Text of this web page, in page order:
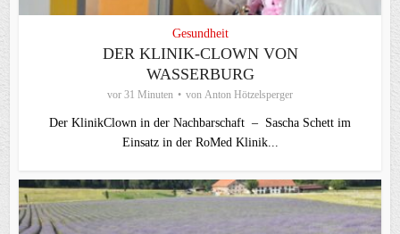
Gesundheit
DER KLINIK-CLOWN VON
WASSERBURG
vor 31 Minuten von Anton Hötzelsperger
Der KlinikClown in der Nachbarschaft – Sascha Schett im
Einsatz in der RoMed Klinik...